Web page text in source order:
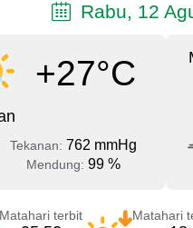
Rabu, 12
+27°C
Tekanan: 762 mmHg
Mendung: 99 %
Matahari terbit Matahari